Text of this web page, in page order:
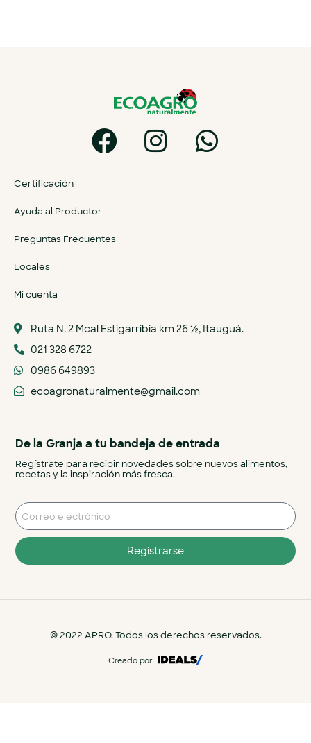
Certificación
Ayuda al Productor
Preguntas Frecuentes
Locales
Mi cuenta
Ruta N. 2 Mcal Estigarribia km 26 ½, Itauguá.
021 328 6722
0986 649893
ecoagronaturalmente@gmail.com
De la Granja a tu bandeja de entrada
Regístrate para recibir novedades sobre nuevos alimentos,
recetas y la inspiración más fresca.
Registrarse
© 2022 APRO. Todos los derechos reservados.
Creado por: